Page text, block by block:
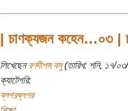
| চাণক্যজন কহেন…০৩ |
লিখেছেনরণদীপম বসু(তারিখ: শনি, ১৭/
ক্যাটেগরি:
ব্লগরব্লগর